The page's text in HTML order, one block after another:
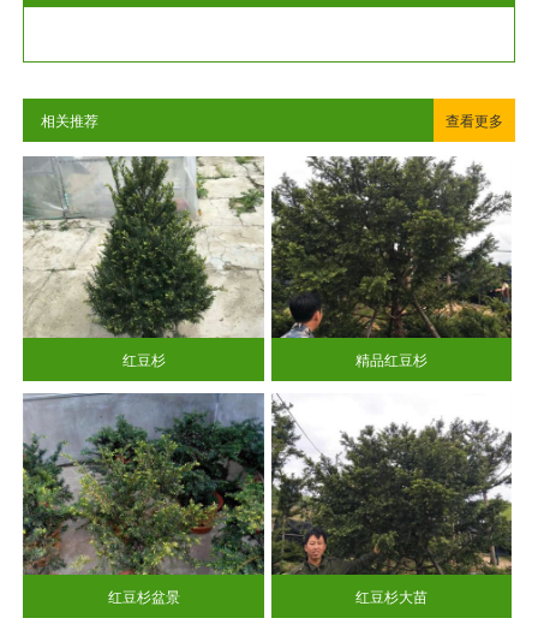
相关推荐 查看更多
红豆杉 精品红豆杉
红豆杉盆景 红豆杉大苗